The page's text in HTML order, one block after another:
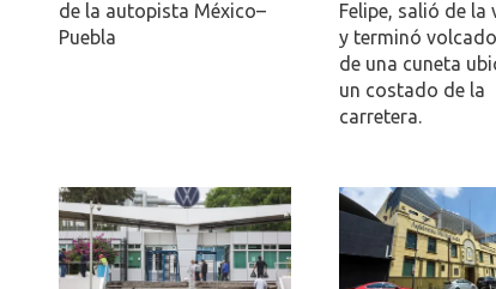
de la autopista México–
Puebla
Felipe, salió de la
y terminó
de una cuneta
un costado de la
carretera.